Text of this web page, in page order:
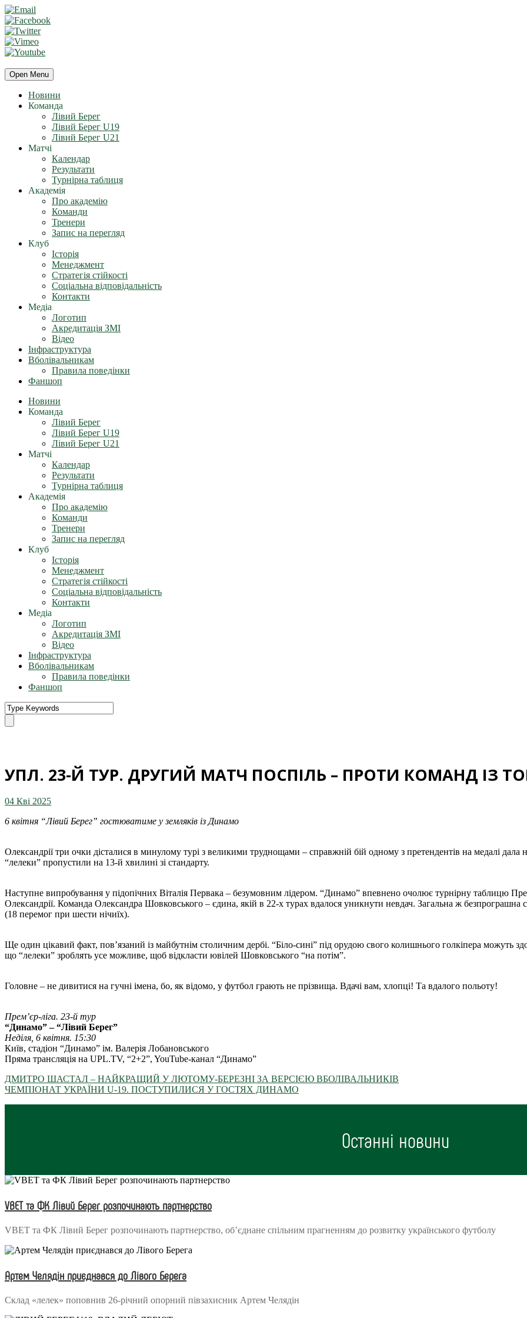
Open Menu
Новини
Команда
Лівий Берег
Лівий Берег U19
Лівий Берег U21
Матчі
Календар
Результати
Турнірна таблиця
Академія
Про академію
Команди
Тренери
Запис на перегляд
Клуб
Історія
Менеджмент
Стратегія стійкості
Соціальна відповідальність
Контакти
Медіа
Логотип
Акредитація ЗМІ
Відео
Інфраструктура
Вболівальникам
Правила поведінки
Фаншоп
Новини
Команда
Лівий Берег
Лівий Берег U19
Лівий Берег U21
Матчі
Календар
Результати
Турнірна таблиця
Академія
Про академію
Команди
Тренери
Запис на перегляд
Клуб
Історія
Менеджмент
Стратегія стійкості
Соціальна відповідальність
Контакти
Медіа
Логотип
Акредитація ЗМІ
Відео
Інфраструктура
Вболівальникам
Правила поведінки
Фаншоп
УПЛ. 23-Й ТУР. ДРУГИЙ МАТЧ ПОСПІЛЬ – ПРОТИ КОМАНД ІЗ
04 Кві 2025
6 квітня “Лівий Берег” гостюватиме у земляків із Динамо
Олександрії три очки дісталися в минулому турі з великими труднощами – справжній бій одному з претендентів на медалі
“лелеки” пропустили на 13-й хвилині зі стандарту.
Наступне випробування у підопічних Віталія Первака – безумовним лідером. “Динамо” впевнено очолює турнірну таблицю
Олександрії. Команда Олександра Шовковського – єдина, якій в 22-х турах вдалося уникнути невдач. Загальна ж безпрограшна
(18 перемог при шести нічиїх).
Ще один цікавий факт, пов’язаний із майбутнім столичним дербі. “Біло-сині” під орудою свого колишнього голкіпера можуть
що “лелеки” зроблять усе можливе, щоб відкласти ювілей Шовковського “на потім”.
Головне – не дивитися на гучні імена, бо, як відомо, у футбол грають не прізвища. Вдачі вам, хлопці! Та вдалого польоту!
Прем’єр-ліга. 23-й тур
“Динамо” – “Лівий Берег”
Неділя, 6 квітня. 15:30
Київ, стадіон “Динамо” ім. Валерія Лобановського
Пряма трансляція на UPL.TV, “2+2”, YouTube-канал “Динамо”
ДМИТРО ШАСТАЛ – НАЙКРАЩИЙ У ЛЮТОМУ-БЕРЕЗНІ ЗА ВЕРСІЄЮ ВБОЛІВАЛЬНИКІВ
ЧЕМПІОНАТ УКРАЇНИ U-19. ПОСТУПИЛИСЯ У ГОСТЯХ ДИНАМО
Останні новини
VBET та ФК Лівий Берег розпочинають партнерство
VBET та ФК Лівий Берег розпочинають партнерство, об’єднане спільним прагненням до розвитку українського футболу
Артем Челядін приєднався до Лівого Берега
Склад «лелек» поповнив 26-річний опорний півзахисник Артем Челядін